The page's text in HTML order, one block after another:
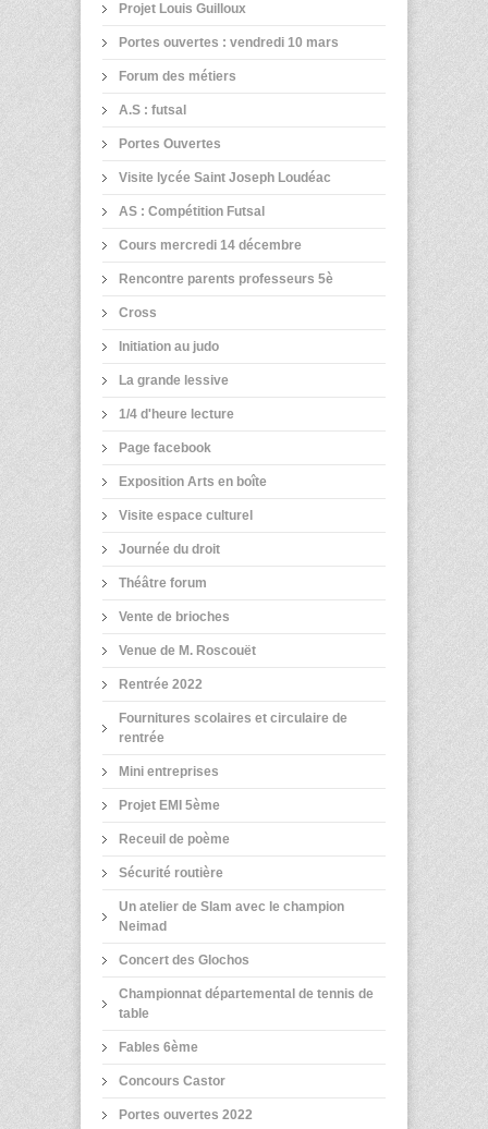
Projet Louis Guilloux
Portes ouvertes : vendredi 10 mars
Forum des métiers
A.S : futsal
Portes Ouvertes
Visite lycée Saint Joseph Loudéac
AS : Compétition Futsal
Cours mercredi 14 décembre
Rencontre parents professeurs 5è
Cross
Initiation au judo
La grande lessive
1/4 d'heure lecture
Page facebook
Exposition Arts en boîte
Visite espace culturel
Journée du droit
Théâtre forum
Vente de brioches
Venue de M. Roscouët
Rentrée 2022
Fournitures scolaires et circulaire de
rentrée
Mini entreprises
Projet EMI 5ème
Receuil de poème
Sécurité routière
Un atelier de Slam avec le champion
Neimad
Concert des Glochos
Championnat départemental de tennis de
table
Fables 6ème
Concours Castor
Portes ouvertes 2022